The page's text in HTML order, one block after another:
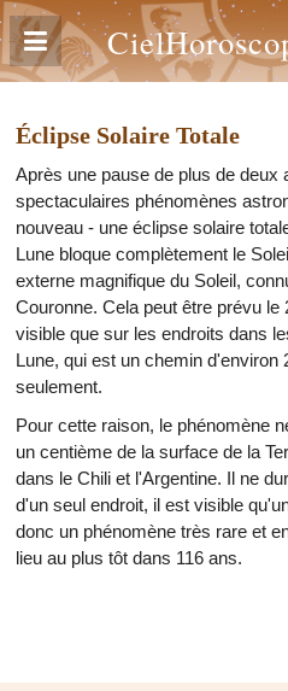
Éclipse Solaire Totale
Après une pause de plus de deux
spectaculaires phénomènes
nouveau - une éclipse solaire
Lune bloque complètement le
externe magnifique du Soleil,
Couronne. Cela peut être prévu
visible que sur les endroits dans
Lune, qui est un chemin d'environ
seulement.
Pour cette raison, le phénomène
un centième de la surface de la
dans le Chili et l'Argentine. Il ne
d'un seul endroit, il est visible
donc un phénomène très rare et
lieu au plus tôt dans 116 ans.